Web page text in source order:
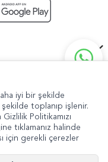
iyi bir şekilde
toplanıp işlenir.
Politikamızı
tıklamanız halinde
için gerekli çerezler